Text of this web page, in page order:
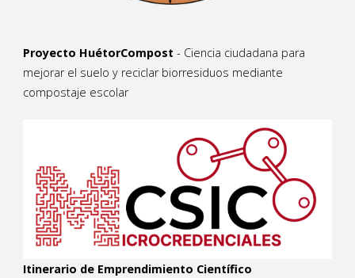
Proyecto HuétorCompost - Ciencia ciudadana para
mejorar el suelo y reciclar biorresiduos mediante
compostaje escolar
Itinerario de Emprendimiento Científico